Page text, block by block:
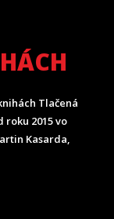
Tlačená
2015 vo
Kasarda,